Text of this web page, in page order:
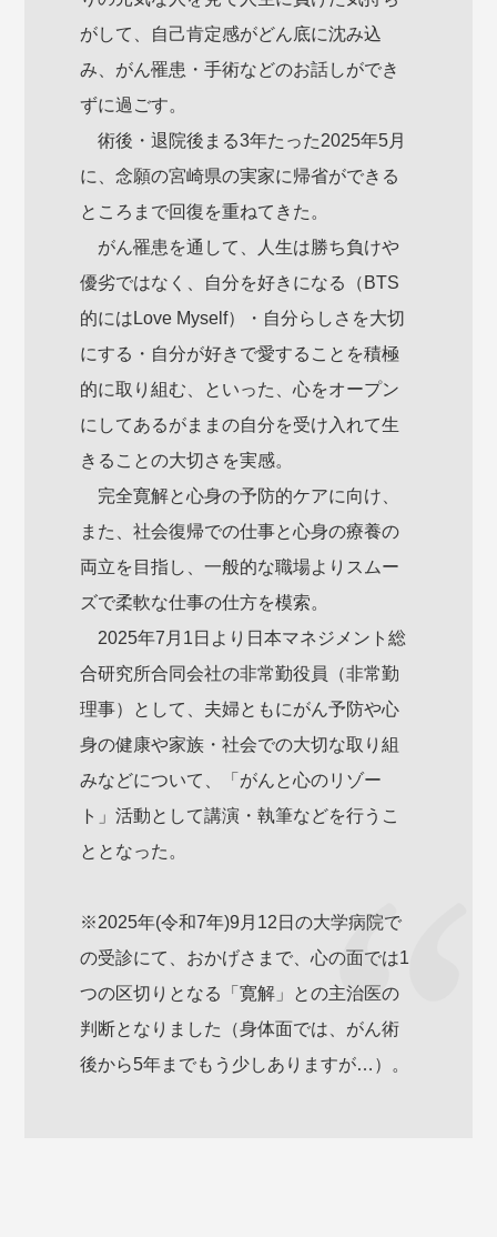
がして、自己肯定感がどん底に沈み込
み、がん罹患・手術などのお話しができ
ずに過ごす。
術後・退院後まる3年たった2025年5月
に、念願の宮崎県の実家に帰省ができる
ところまで回復を重ねてきた。
がん罹患を通して、人生は勝ち負けや
優劣ではなく、自分を好きになる（BTS
的にはLove Myself）・自分らしさを大切
にする・自分が好きで愛することを積極
的に取り組む、といった、心をオープン
にしてあるがままの自分を受け入れて生
きることの大切さを実感。
完全寛解と心身の予防的ケアに向け、
また、社会復帰での仕事と心身の療養の
両立を目指し、一般的な職場よりスムー
ズで柔軟な仕事の仕方を模索。
2025年7月1日より日本マネジメント総
合研究所合同会社の非常勤役員（非常勤
理事）として、夫婦ともにがん予防や心
身の健康や家族・社会での大切な取り組
みなどについて、「がんと心のリゾー
ト」活動として講演・執筆などを行うこ
ととなった。
※2025年(令和7年)9月12日の大学病院で
の受診にて、おかげさまで、心の面では1
つの区切りとなる「寛解」との主治医の
判断となりました（身体面では、がん術
後から5年までもう少しありますが…）。